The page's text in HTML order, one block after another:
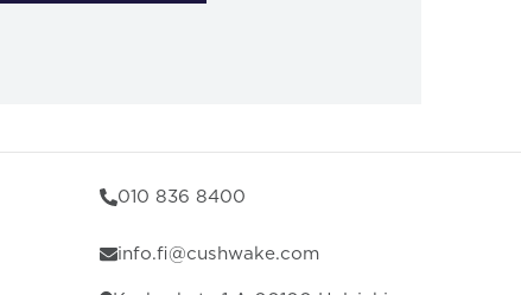
010 836 8400
info.fi@cushwake.com